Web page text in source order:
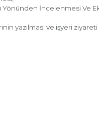
Yönünden İncelenmesi Ve
yazılması ve işyeri